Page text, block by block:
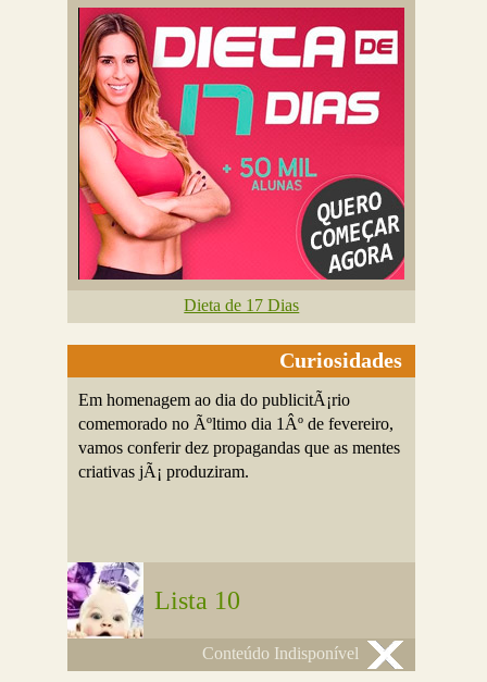
Dieta de 17 Dias
Curiosidades
Em homenagem ao dia do publicitÃ¡rio
comemorado no Ãºltimo dia 1Âº de fevereiro,
vamos conferir dez propagandas que as mentes
criativas jÃ¡ produziram.
Lista 10
Conteúdo Indisponível